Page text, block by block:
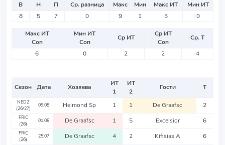
В Н П Ср. разница Макс Мин Макс ИТ
Мин ИТ
8
5 7 0 9 1 5 0
Макс ИТ
Соп
Мин ИТ
Соп
Ср ИТ
Ср ИТ
Соп
Ср. Т
6
0 2 2 4
Сезон Дата Хозяева
ИТ
1
ИТ
2
Гости Т
NED2
(26/27)
09.08 Helmond Sp 1 1 De Graafsc 2
FRIC
(26)
01.08 De Graafsc 1 5 Excelsior 6
FRIC
(26)
25.07 De Graafsc 4 2 Kifisias A 6